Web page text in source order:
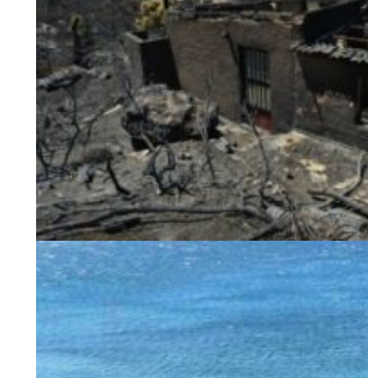
ΚΟΙΝΩΝΙΑ 05/08/2026 · 15:09
Αποκατάσταση των δήμων
Αττικής μετά την
πυρκαγιά: Σχέδιο με έργα άνω